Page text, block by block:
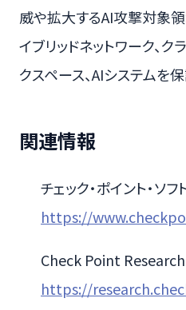
威や拡大するAI攻撃対象
イブリッドネットワーク、
クスペース、AIシステムを
関連情報
チェック・ポイント・ソ
https://
Check Point
https://